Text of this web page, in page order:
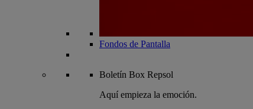
Fondos de Pantalla
Boletín Box Repsol
Aquí empieza la emoción.